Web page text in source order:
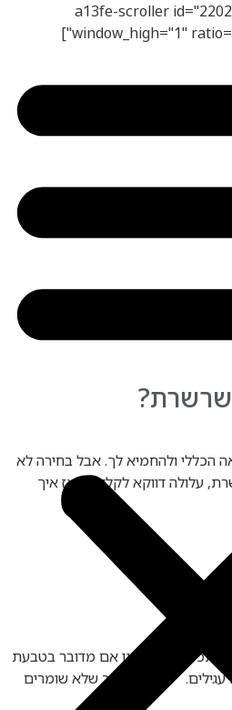
[a13fe-scroller
window_high="1"
שרשרת?
הכללי ולהחמיא לך. אבל בחירה לא
עלולה דווקא לקלקל. אז איך
זהב?
שלך. בין אם מדובר בטבעת
עגילים. תכשיטי זהב שלא שומרים